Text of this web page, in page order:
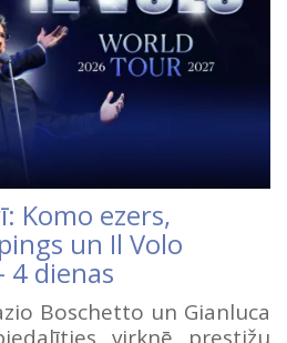
Komo ezers,
un Il Volo
4 dienas
Boschetto un Gianluca